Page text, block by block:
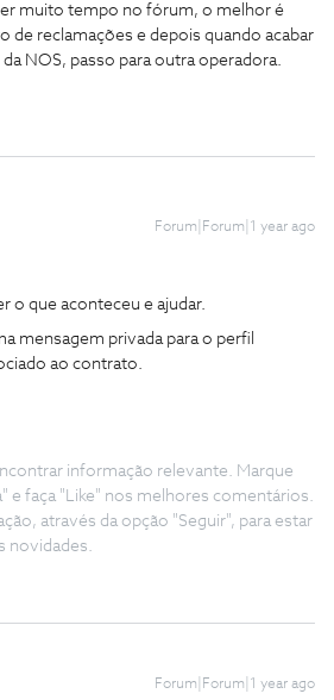
muito tempo no fórum, o melhor é
de reclamações e depois quando acabar
NOS, passo para outra operadora.
Forum|Forum|1 year ago
o que aconteceu e ajudar.
mensagem privada para o perfil
ao contrato.
informação relevante. Marque
e faça "Like" nos melhores comentários.
através da opção "Seguir", para estar
novidades.
Forum|Forum|1 year ago